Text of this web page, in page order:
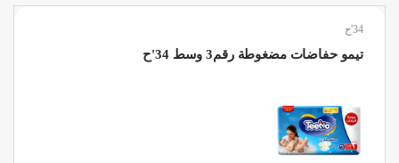
34'ح
تيمو حفاضات مضغوطة رقم3 وسط 34'ح